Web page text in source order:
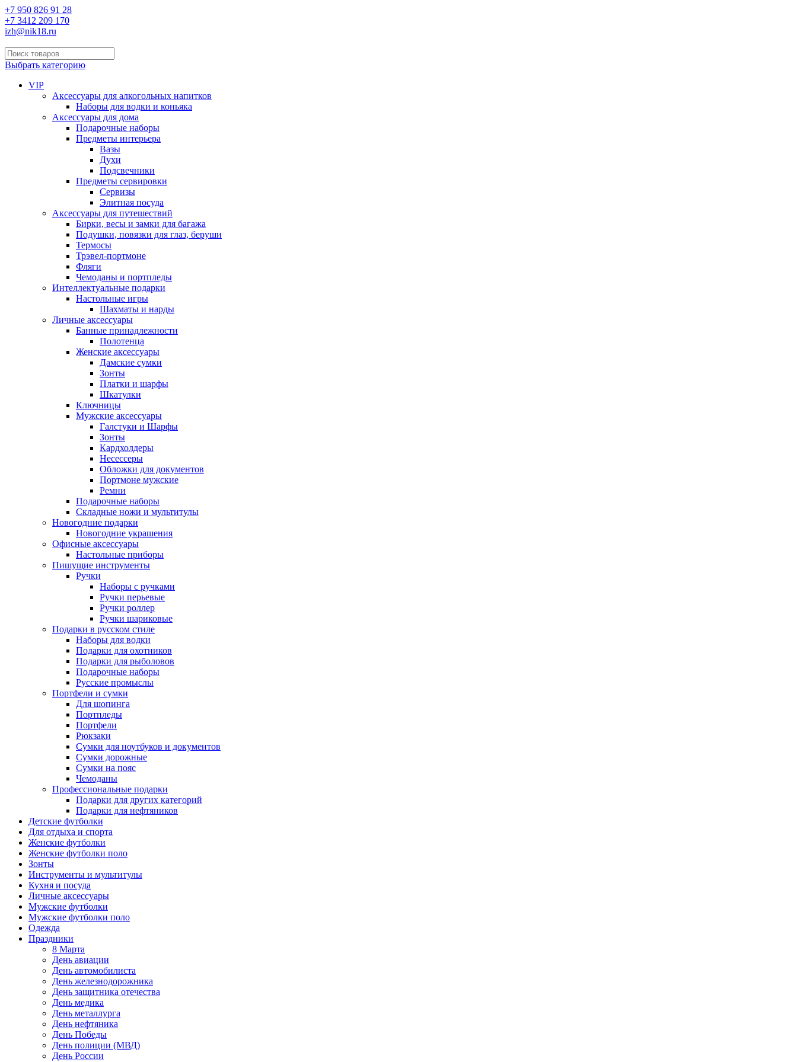
+7 950 826 91 28
+7 3412 209 170
izh@nik18.ru
Выбрать категорию
VIP
Аксессуары для алкогольных напитков
Наборы для водки и коньяка
Аксессуары для дома
Подарочные наборы
Предметы интерьера
Вазы
Духи
Подсвечники
Предметы сервировки
Сервизы
Элитная посуда
Аксессуары для путешествий
Бирки, весы и замки для багажа
Подушки, повязки для глаз, беруши
Термосы
Трэвел-портмоне
Фляги
Чемоданы и портпледы
Интеллектуальные подарки
Настольные игры
Шахматы и нарды
Личные аксессуары
Банные принадлежности
Полотенца
Женские аксессуары
Дамские сумки
Зонты
Платки и шарфы
Шкатулки
Ключницы
Мужские аксессуары
Галстуки и Шарфы
Зонты
Кардхолдеры
Несессеры
Обложки для документов
Портмоне мужские
Ремни
Подарочные наборы
Складные ножи и мультитулы
Новогодние подарки
Новогодние украшения
Офисные аксессуары
Настольные приборы
Пишущие инструменты
Ручки
Наборы с ручками
Ручки перьевые
Ручки роллер
Ручки шариковые
Подарки в русском стиле
Наборы для водки
Подарки для охотников
Подарки для рыболовов
Подарочные наборы
Русские промыслы
Портфели и сумки
Для шопинга
Портпледы
Портфели
Рюкзаки
Сумки для ноутбуков и документов
Сумки дорожные
Сумки на пояс
Чемоданы
Профессиональные подарки
Подарки для других категорий
Подарки для нефтяников
Детские футболки
Для отдыха и спорта
Женские футболки
Женские футболки поло
Зонты
Инструменты и мультитулы
Кухня и посуда
Личные аксессуары
Мужские футболки
Мужские футболки поло
Одежда
Праздники
8 Марта
День авиации
День автомобилиста
День железнодорожника
День защитника отечества
День медика
День металлурга
День нефтяника
День Победы
День полиции (МВД)
День России